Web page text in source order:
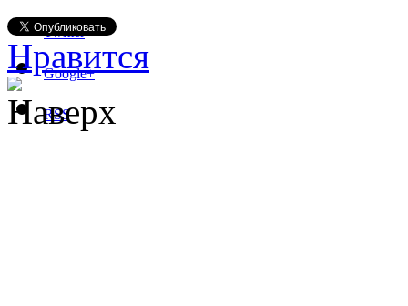
Twitter
Google+
RSS
Нравится
Наверх